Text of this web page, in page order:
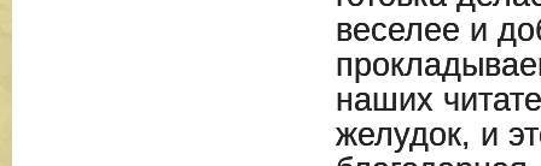
веселее и
наших
желудок, и